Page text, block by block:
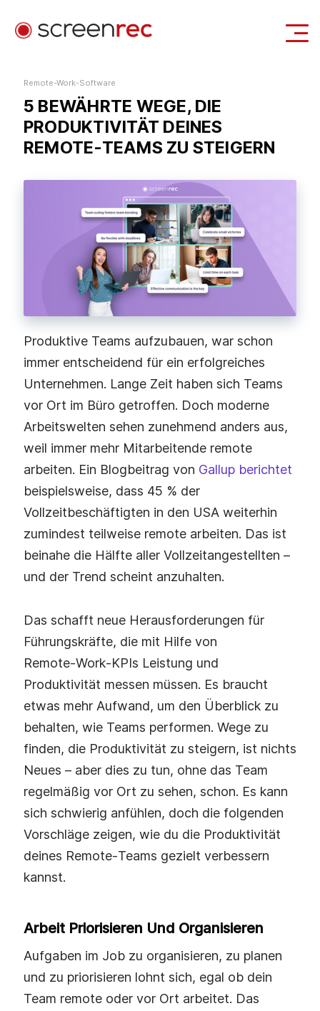
Anmelden Kostenlos Herunterladen
Remote-Work-Software
5 BEWÄHRTE WEGE, DIE
PRODUKTIVITÄT DEINES
REMOTE-TEAMS ZU STEIGERN
Produktive Teams aufzubauen, war schon
immer entscheidend für ein erfolgreiches
Unternehmen. Lange Zeit haben sich Teams
vor Ort im Büro getroffen. Doch moderne
Arbeitswelten sehen zunehmend anders aus,
weil immer mehr Mitarbeitende remote
arbeiten. Ein Blogbeitrag von Gallup berichtet
beispielsweise, dass 45 % der
Vollzeitbeschäftigten in den USA weiterhin
zumindest teilweise remote arbeiten. Das ist
beinahe die Hälfte aller Vollzeitangestellten –
und der Trend scheint anzuhalten.
Das schafft neue Herausforderungen für
Führungskräfte, die mit Hilfe von
Remote‑Work‑KPIs Leistung und
Produktivität messen müssen. Es braucht
etwas mehr Aufwand, um den Überblick zu
behalten, wie Teams performen. Wege zu
finden, die Produktivität zu steigern, ist nichts
Neues – aber dies zu tun, ohne das Team
regelmäßig vor Ort zu sehen, schon. Es kann
sich schwierig anfühlen, doch die folgenden
Vorschläge zeigen, wie du die Produktivität
deines Remote‑Teams gezielt verbessern
kannst.
Arbeit Priorisieren Und Organisieren
Aufgaben im Job zu organisieren, zu planen
und zu priorisieren lohnt sich, egal ob dein
Team remote oder vor Ort arbeitet. Das